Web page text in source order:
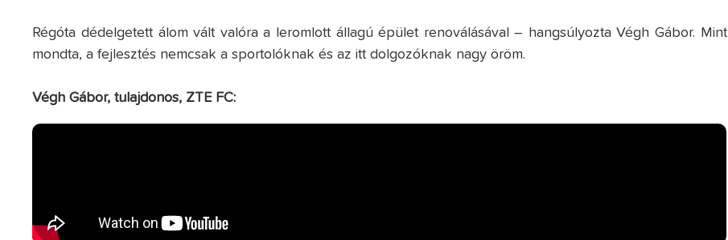
Régóta dédelgetett álom vált valóra a leromlott állagú épület renoválásával – hangsúlyozta Végh Gábor. Mint
mondta, a fejlesztés nemcsak a sportolóknak és az itt dolgozóknak nagy öröm.
Végh Gábor, tulajdonos, ZTE FC: